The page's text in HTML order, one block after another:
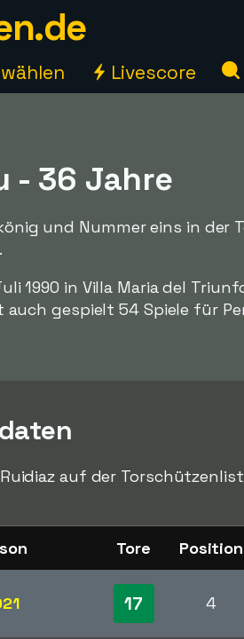
Livescore
- 36 Jahre
und Nummer eins in der
1990 in Villa Maria del
auch gespielt 54 Spiele für
auf der
Tore Position
17 4